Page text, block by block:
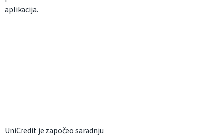
aplikacija.
UniCredit je započeo saradnju